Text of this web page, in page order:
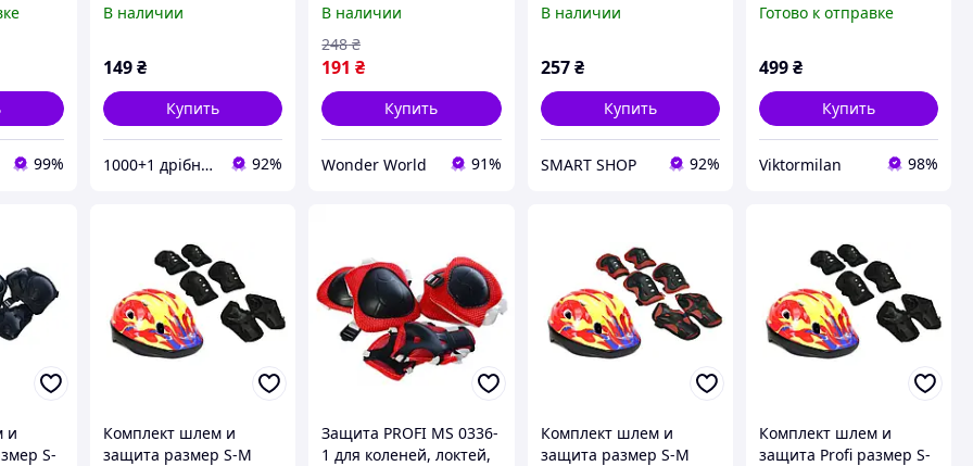
99%
Синий
В наличии
149₴
Купить
1000+1 дрібниця 92%
локтей зап&#039;ястя
розовый (RZN-
23097763)
В наличии
191 ₴
248 ₴
Купить
Wonder World 91%
колін ліктів зап'ястя
В наличии
257 ₴
Купить
SMART SHOP 92%
2)
Готово к отправке
499₴
Купить
Viktormilan 98%
и
S-
Комплект шлем и
защита размер S-M
Защита PROFI MS 0336-
1 для коленей, локтей,
Комплект шлем и
защита размер S-M
Комплект шлем и
защита Profi размер S-